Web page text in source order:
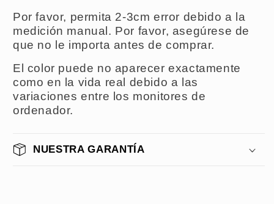
Por favor, permita 2-3cm error debido a la
medición manual. Por favor, asegúrese de
que no le importa antes de comprar.
El color puede no aparecer exactamente
como en la vida real debido a las
variaciones entre los monitores de
ordenador.
NUESTRA GARANTÍA